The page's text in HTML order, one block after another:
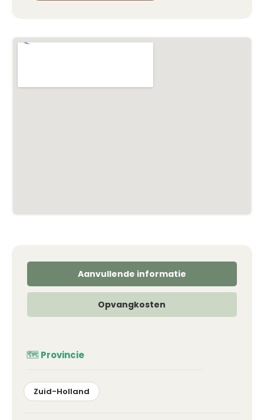
Aanvullende informatie
Opvangkosten
Provincie
Zuid-Holland